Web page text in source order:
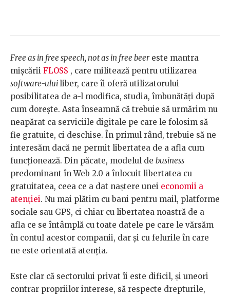
Free as in free speech, not as in free beereste mantra
mișcării FLOSS , care militează pentru utilizarea
software-uluiliber, care îi oferă utilizatorului
posibilitatea de a-l modifica, studia, îmbunătăți după
cum dorește. Asta înseamnă că trebuie să urmărim nu
neapărat ca serviciile digitale pe care le folosim să
fie gratuite, ci deschise. În primul rând, trebuie să ne
interesăm dacă ne permit libertatea de a afla cum
funcționează. Din păcate, modelul de business
predominant în Web 2.0 a înlocuit libertatea cu
gratuitatea, ceea ce a dat naștere unei economii a
atenției. Nu mai plătim cu bani pentru mail, platforme
sociale sau GPS, ci chiar cu libertatea noastră de a
afla ce se întâmplă cu toate datele pe care le vărsăm
în contul acestor companii, dar și cu felurile în care
ne este orientată atenția.
Este clar că sectorului privat îi este dificil, și uneori
contrar propriilor interese, să respecte drepturile,